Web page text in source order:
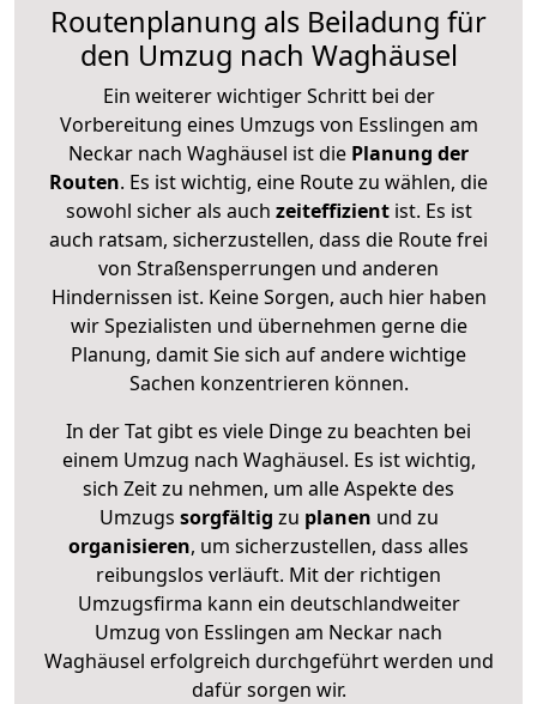
Routenplanung als Beiladung für
den Umzug nach Waghäusel
Ein weiterer wichtiger Schritt bei der
Vorbereitung eines Umzugs von Esslingen am
Neckar nach Waghäusel ist die Planung der
Routen. Es ist wichtig, eine Route zu wählen, die
sowohl sicher als auch zeiteffizientist. Es ist
auch ratsam, sicherzustellen, dass die Route frei
von Straßensperrungen und anderen
Hindernissen ist. Keine Sorgen, auch hier haben
wir Spezialisten und übernehmen gerne die
Planung, damit Sie sich auf andere wichtige
Sachen konzentrieren können.
In der Tat gibt es viele Dinge zu beachten bei
einem Umzug nach Waghäusel. Es ist wichtig,
sich Zeit zu nehmen, um alle Aspekte des
Umzugs sorgfältig zu planen und zu
organisieren, um sicherzustellen, dass alles
reibungslos verläuft. Mit der richtigen
Umzugsfirma kann ein deutschlandweiter
Umzug von Esslingen am Neckar nach
Waghäusel erfolgreich durchgeführt werden und
dafür sorgen wir.